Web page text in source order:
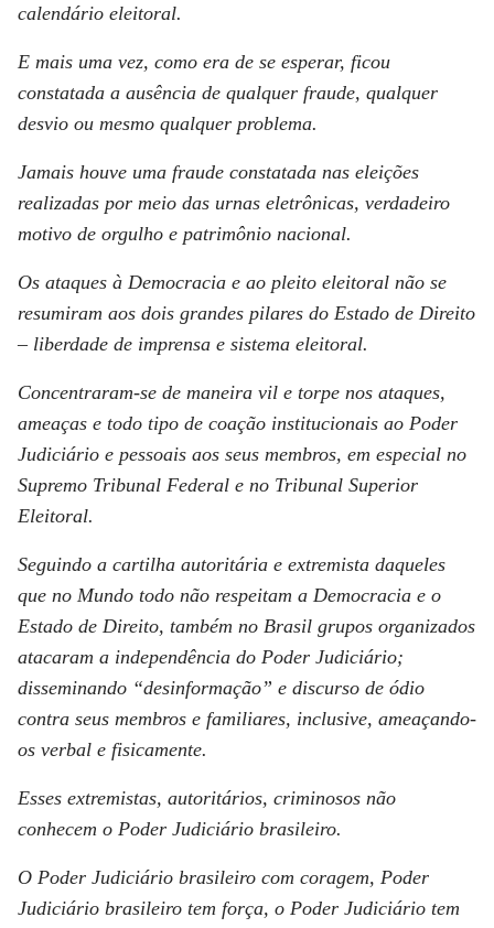
calendário eleitoral.
E mais uma vez, como era de se esperar, ficou
constatada a ausência de qualquer fraude, qualquer
desvio ou mesmo qualquer problema.
Jamais houve uma fraude constatada nas eleições
realizadas por meio das urnas eletrônicas, verdadeiro
motivo de orgulho e patrimônio nacional.
Os ataques à Democracia e ao pleito eleitoral não se
resumiram aos dois grandes pilares do Estado de Direito
– liberdade de imprensa e sistema eleitoral.
Concentraram-se de maneira vil e torpe nos ataques,
ameaças e todo tipo de coação institucionais ao Poder
Judiciário e pessoais aos seus membros, em especial no
Supremo Tribunal Federal e no Tribunal Superior
Eleitoral.
Seguindo a cartilha autoritária e extremista daqueles
que no Mundo todo não respeitam a Democracia e o
Estado de Direito, também no Brasil grupos organizados
atacaram a independência do Poder Judiciário;
disseminando “desinformação” e discurso de ódio
contra seus membros e familiares, inclusive, ameaçando-
os verbal e fisicamente.
Esses extremistas, autoritários, criminosos não
conhecem o Poder Judiciário brasileiro.
O Poder Judiciário brasileiro com coragem, Poder
Judiciário brasileiro tem força, o Poder Judiciário tem